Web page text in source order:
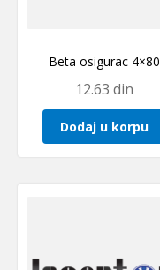
Beta osigurac 4×80
12.63 din
Dodaj u korpu